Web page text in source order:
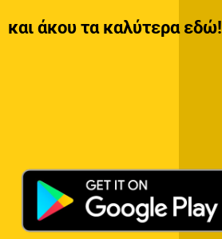
και άκου τα καλύτερα εδώ!